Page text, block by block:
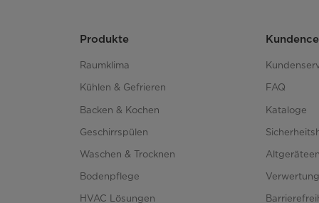
Funktionen
Power Wash
Dual Zone
Ion Dishfresh
Produkte
Raumklima
Kühlen & Gefrieren
Backen & Kochen
Geschirrspülen
Waschen & Trocknen
Bodenpflege
HVAC Lösungen
FAQ
Kataloge